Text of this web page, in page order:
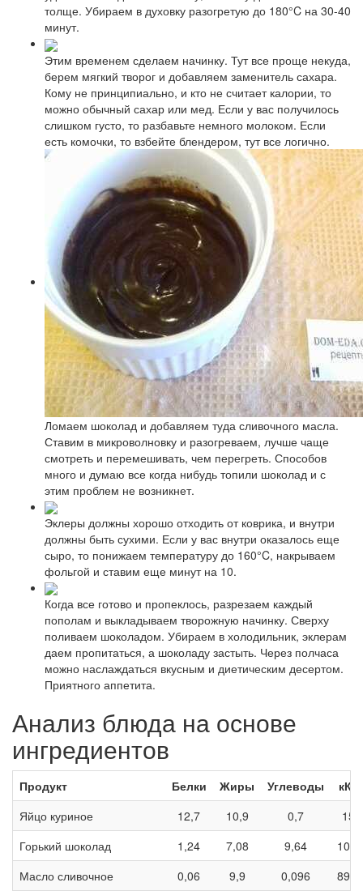
толще. Убираем в духовку разогретую до 180°C на 30-40
минут.
Этим временем сделаем начинку. Тут все проще некуда,
берем мягкий творог и добавляем заменитель сахара.
Кому не принципиально, и кто не считает калории, то
можно обычный сахар или мед. Если у вас получилось
слишком густо, то разбавьте немного молоком. Если
есть комочки, то взбейте блендером, тут все логично.
Ломаем шоколад и добавляем туда сливочного масла.
Ставим в микроволновку и разогреваем, лучше чаще
смотреть и перемешивать, чем перегреть. Способов
много и думаю все когда нибудь топили шоколад и с
этим проблем не возникнет.
Эклеры должны хорошо отходить от коврика, и внутри
должны быть сухими. Если у вас внутри оказалось еще
сыро, то понижаем температуру до 160°C, накрываем
фольгой и ставим еще минут на 10.
Когда все готово и пропеклось, разрезаем каждый
пополам и выкладываем творожную начинку. Сверху
поливаем шоколадом. Убираем в холодильник, эклерам
даем пропитаться, а шоколаду застыть. Через полчаса
можно наслаждаться вкусным и диетическим десертом.
Приятного аппетита.
Анализ блюда на основе
ингредиентов
Продукт Белки Жиры Углеводы
Яйцо куриное
12,7 10,9 0,7
157
Горький шоколад
1,24 7,08 9,64
Масло сливочное
0,06 9,9 0,096